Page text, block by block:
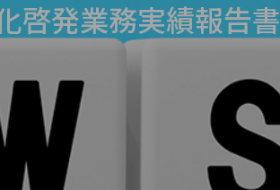
啓発業務実績報告書